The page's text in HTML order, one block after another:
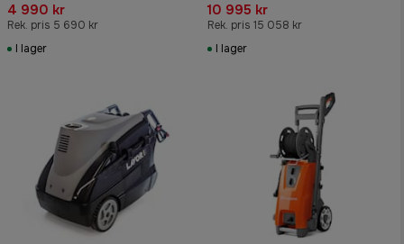
4 990 kr
Rek. pris 5 690 kr
I lager
10 995 kr
Rek. pris 15 058 kr
I lager